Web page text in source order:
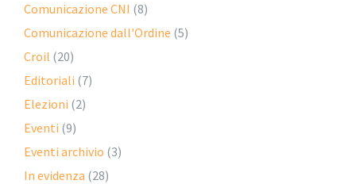
Comunicazione CNI (8)
Comunicazione dall'Ordine (5)
Croil (20)
Editoriali (7)
Elezioni (2)
Eventi (9)
Eventi archivio (3)
In evidenza (28)